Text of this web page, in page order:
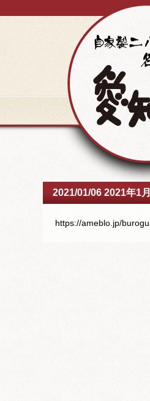
2021/01/06 2021年1
https://ameblo.jp/